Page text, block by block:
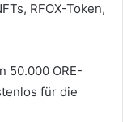
RFOX-Token,
50.000 ORE-
für die